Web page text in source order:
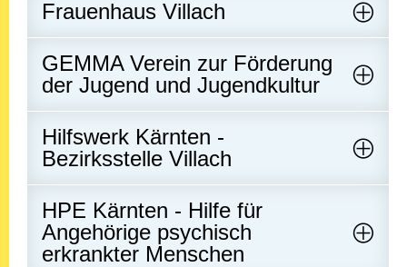
Frauenhaus Villach
GEMMA Verein zur Förderung
der Jugend und Jugendkultur
Hilfswerk Kärnten -
Bezirksstelle Villach
HPE Kärnten - Hilfe für
Angehörige psychisch
erkrankter Menschen